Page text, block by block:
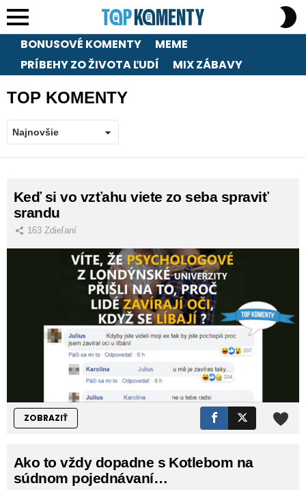
Menu
BONUSOVÉ KOMENTY
MEME
PRÍBEHY ZO ŽIVOTA ĽUDÍ
MIX ZÁBAVY
TOP KOMENTY
STORIES
Keď si vo vzťahu viete zo seba spraviť
srandu
163 Zdieľaní
ZOBRAZIŤ
Ako to vždy dopadne s Kotlebom na
súdnom pojednávaní…